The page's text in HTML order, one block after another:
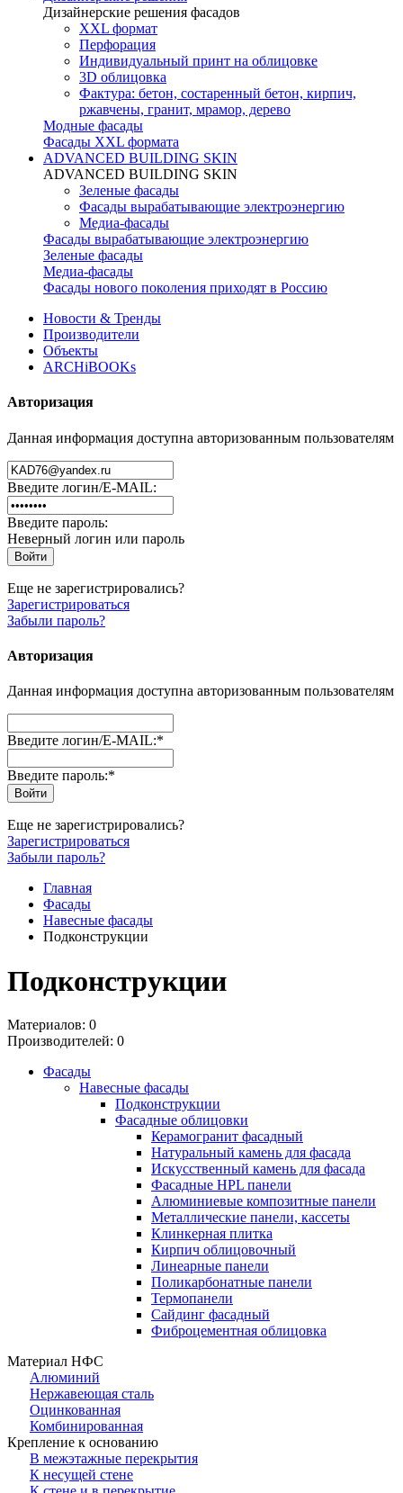
Дизайнерские решения фасадов
XXL формат
Перфорация
Индивидуальный принт на облицовке
3D облицовка
Фактура: бетон, состаренный бетон, кирпич,
ржавчены, гранит, мрамор, дерево
Модные фасады
Фасады XXL формата
ADVANCED BUILDING SKIN
ADVANCED BUILDING SKIN
Зеленые фасады
Фасады вырабатывающие электроэнергию
Медиа-фасады
Фасады вырабатывающие электроэнергию
Зеленые фасады
Медиа-фасады
Фасады нового поколения приходят в Россию
Новости & Тренды
Производители
Объекты
ARCHiBOOKs
Авторизация
Данная информация доступна авторизованным пользователям
Введите логин/E-MAIL:
Введите пароль:
Неверный логин или пароль
Еще не зарегистрировались?
Зарегистрироваться
Забыли пароль?
Авторизация
Данная информация доступна авторизованным пользователям
Введите логин/E-MAIL:*
Введите пароль:*
Еще не зарегистрировались?
Зарегистрироваться
Забыли пароль?
Главная
Фасады
Навесные фасады
Подконструкции
Подконструкции
Материалов: 0
Производителей: 0
Фасады
Навесные фасады
Подконструкции
Фасадные облицовки
Керамогранит фасадный
Натуральный камень для фасада
Искусственный камень для фасада
Фасадные HPL панели
Алюминиевые композитные панели
Металлические панели, кассеты
Клинкерная плитка
Кирпич облицовочный
Линеарные панели
Поликарбонатные панели
Термопанели
Сайдинг фасадный
Фиброцементная облицовка
Материал НФС
Алюминий
Нержавеющая сталь
Оцинкованная
Комбинированная
Крепление к основанию
В межэтажные перекрытия
К несущей стене